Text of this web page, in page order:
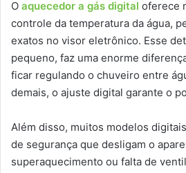
O aquecedor a gás digital oferece
controle da temperatura da água,
exatos no visor eletrônico. Esse
pequeno, faz uma enorme
ficar regulando o chuveiro entre
demais, o ajuste digital garante o
Além disso, muitos modelos
de segurança que desligam o
superaquecimento ou falta de